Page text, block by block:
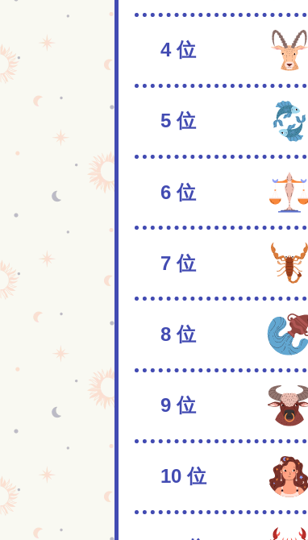
4位
5 位
6 位
7 位
8 位
9 位
10 位